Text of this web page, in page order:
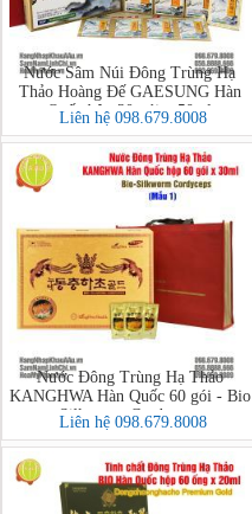
Nước Sâm Núi Đông Trùng Hạ
Thảo Hoàng Đế GAESUNG Hàn
Quốc hộp 30 gói x 50ml
Liên hệ 098.679.8008
Nước Đông Trùng Hạ Thảo
KANGHWA Hàn Quốc 60 gói - Bio
Silkworm Cordyceps
Liên hệ 098.679.8008